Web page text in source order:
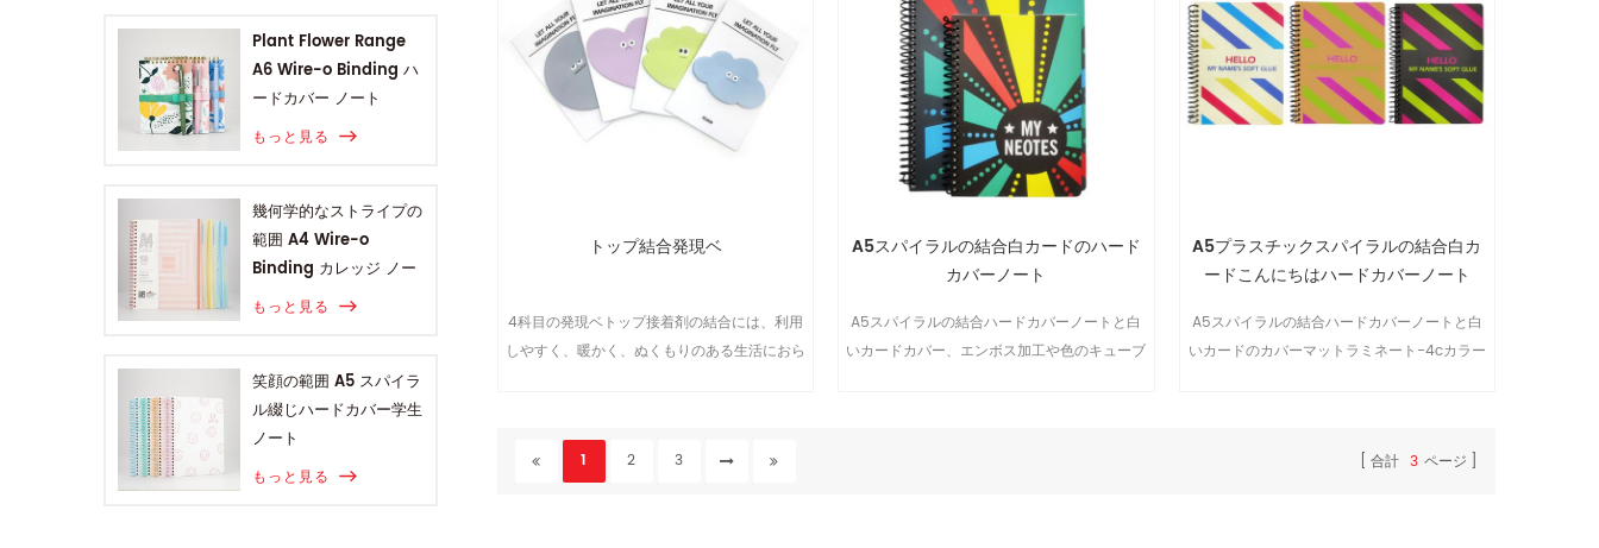
Plant Flower Range
A6 Wire-o Binding ハ
ードカバー ノート
もっと見る
幾何学的なストライプの
範囲 A4 Wire-o
Binding カレッジ ノー
ト
もっと見る
笑顔の範囲 A5 スパイラ
ル綴じハードカバー学生
ノート
もっと見る
トップ結合発現ベ
4科目の発現ベトップ接着剤の結合には、利用
しやすく、暖かく、ぬくもりのある生活におら
A5スパイラルの結合白カードのハード
カバーノート
A5スパイラルの結合ハードカバーノートと白
いカードカバー、エンボス加工や色のキューブ
A5プラスチックスパイラルの結合白カ
ードこんにちはハードカバーノート
A5スパイラルの結合ハードカバーノートと白
いカードのカバーマットラミネート-4cカラー
1 2 3 合計 3 ページ